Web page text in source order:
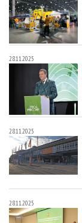
28.11.2025
28.11.2025
28.11.2025